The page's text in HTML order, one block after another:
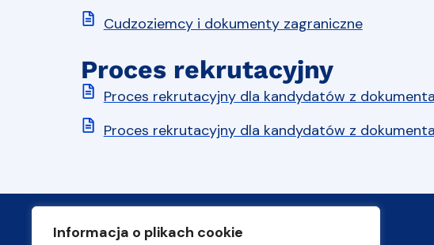
Informacja o plikach cookie
Cudzoziemcy i dokumenty zagraniczne
Proces rekrutacyjny
Proces rekrutacyjny dla kandydatów z
Proces rekrutacyjny dla kandydatów z